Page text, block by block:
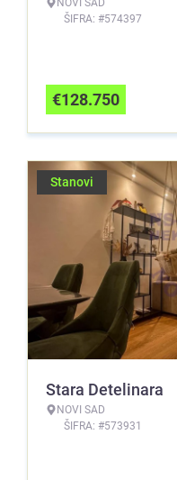
NOVI SAD
ŠIFRA: #574397
€128.750
Stanovi
Stara Detelinara
NOVI SAD
ŠIFRA: #573931